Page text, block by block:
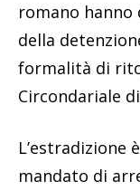
romano
della
formalità di
Circondariale
L’estradizione
mandato di